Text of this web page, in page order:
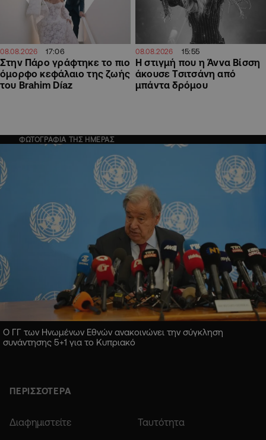
08.08.2026 17:06
Στην Πάρο γράφτηκε το πιο
όμορφο κεφάλαιο της ζωής
του Brahim Díaz
08.08.2026 15:55
H στιγμή που η Άννα Βίσση
άκουσε Τσιτσάνη από
μπάντα δρόμου
ΦΩΤΟΓΡΑΦΙΑ ΤΗΣ ΗΜΕΡΑΣ
Ο ΓΓ των Ηνωμένων Εθνών ανακοινώνει την σύγκληση
συνάντησης 5+1 για το Κυπριακό
ΠΕΡΙΣΣΟΤΕΡΑ
Διαφημιστείτε Ταυτότητα